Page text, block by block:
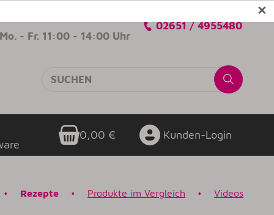
✕
Mo. - Fr. 11:00 - 14:00 Uhr
02651 / 4955480
0,00 € Kunden-Login
• Rezepte • Produkte im Vergleich • Videos